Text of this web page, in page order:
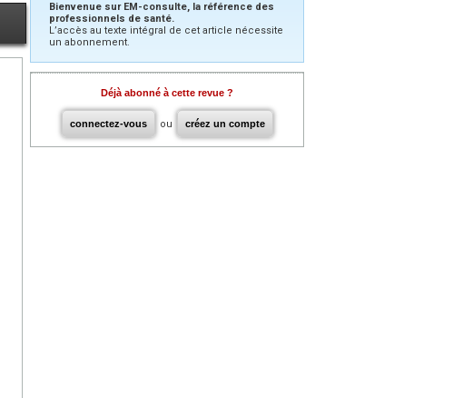
Bienvenue sur EM-consulte, la référence des
professionnels de santé.
L’accès au texte intégral de cet article nécessite
un abonnement.
Déjà abonné à cette revue ?
connectez-vous ou créez un compte